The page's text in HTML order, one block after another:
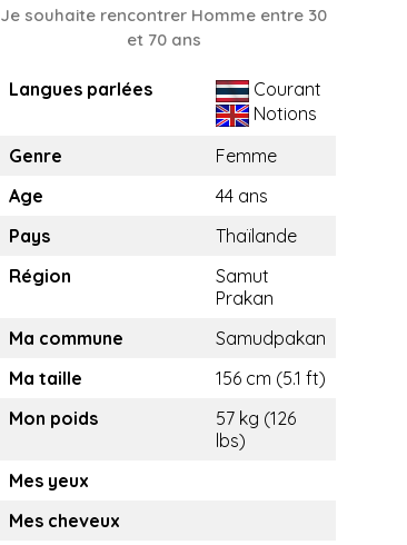
Je souhaite rencontrer Homme entre 30
et 70 ans
Langues parlées
Courant
Notions
Genre
Femme
Age
44 ans
Pays
Thaïlande
Région
Samut
Prakan
Ma commune
Samudpakan
Ma taille
156 cm (5.1 ft)
Mon poids
57 kg (126
lbs)
Mes yeux
Mes cheveux